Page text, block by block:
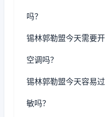
吗？
锡林郭勒盟今天需要开
空调吗？
锡林郭勒盟今天容易过
敏吗？